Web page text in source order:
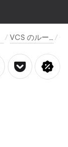
VCS のルート